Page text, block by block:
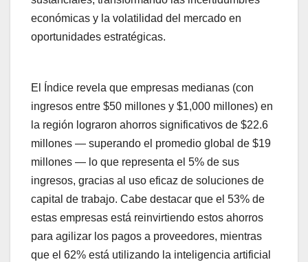
económicas y la volatilidad del mercado en
oportunidades estratégicas.
El Índice revela que empresas medianas (con
ingresos entre $50 millones y $1,000 millones) en
la región lograron ahorros significativos de $22.6
millones — superando el promedio global de $19
millones — lo que representa el 5% de sus
ingresos, gracias al uso eficaz de soluciones de
capital de trabajo. Cabe destacar que el 53% de
estas empresas está reinvirtiendo estos ahorros
para agilizar los pagos a proveedores, mientras
que el 62% está utilizando la inteligencia artificial